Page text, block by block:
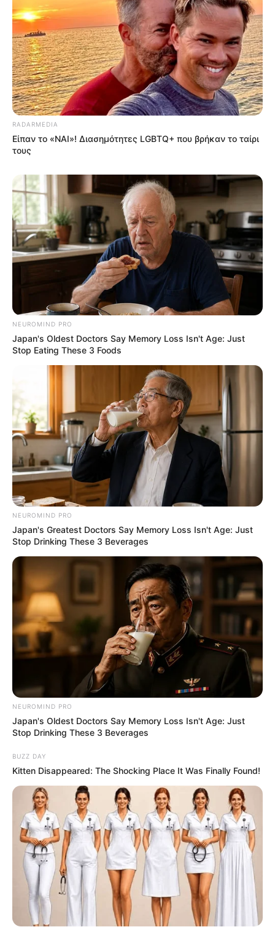
RADARMEDIA
Είπαν το «ΝΑΙ»! Διασημότητες LGBTQ+ που βρήκαν το ταίρι
τους
NEUROMIND PRO
Japan's Oldest Doctors Say Memory Loss Isn't Age: Just
Stop Eating These 3 Foods
NEUROMIND PRO
Japan's Greatest Doctors Say Memory Loss Isn't Age: Just
Stop Drinking These 3 Beverages
NEUROMIND PRO
Japan's Oldest Doctors Say Memory Loss Isn't Age: Just
Stop Drinking These 3 Beverages
BUZZ DAY
Kitten Disappeared: The Shocking Place It Was Finally Found!